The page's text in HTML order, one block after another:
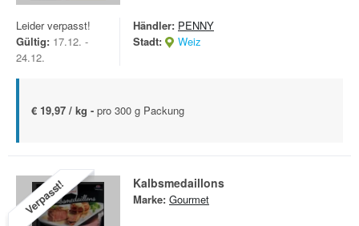
Leider verpasst!
Gültig: 17.12. -
24.12.
Händler: PENNY
Stadt:
Weiz
€ 19,97 / kg - pro 300 g Packung
Verpasst! Kalbsmedaillons
Marke: Gourmet